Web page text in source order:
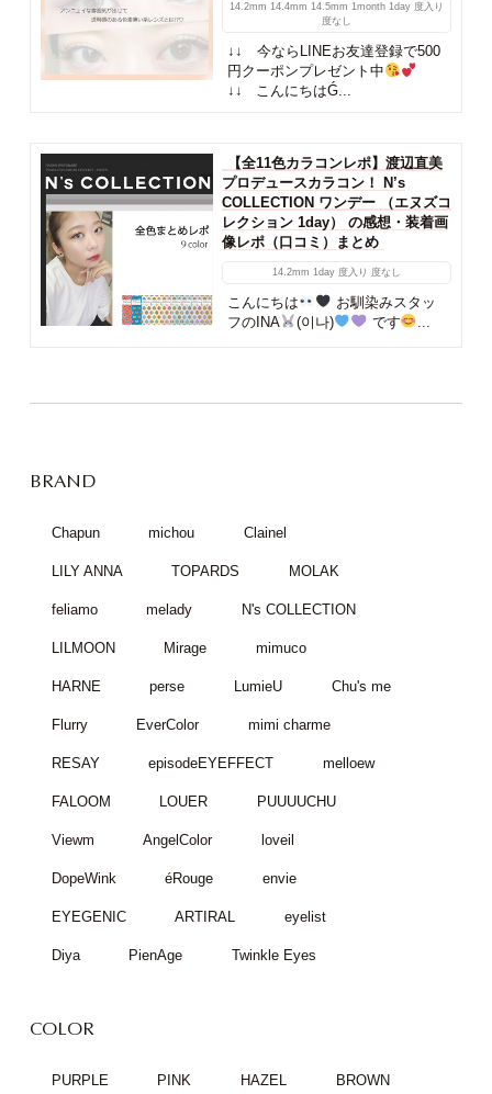
14.2mm 14.4mm 14.5mm 1month 1day 度入り
度なし
↓↓ 今ならLINEお友達登録で500
円クーポンプレゼント中
↓↓ こんにちはǴ...
【全11色カラコンレポ】渡辺直美
プロデュースカラコン！ N’s
COLLECTION ワンデー （エヌズコ
レクション 1day） の感想・装着画
像レポ（口コミ）まとめ
14.2mm 1day 度入り 度なし
こんにちは
お馴染みスタッ
フのINA
(이나) です ...
BRAND
Chapun michou Clainel
LILY ANNA TOPARDS MOLAK
feliamo melady N's COLLECTION
LILMOON Mirage mimuco
HARNE perse LumieU Chu's me
Flurry EverColor mimi charme
RESAY episodeEYEFFECT melloew
FALOOM LOUER PUUUUCHU
Viewm AngelColor loveil
DopeWink éRouge envie
EYEGENIC ARTIRAL eyelist
Diya PienAge Twinkle Eyes
COLOR
PURPLE PINK HAZEL BROWN